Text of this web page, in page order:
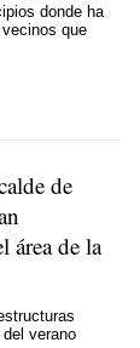
donde ha
que
de
área de la
verano